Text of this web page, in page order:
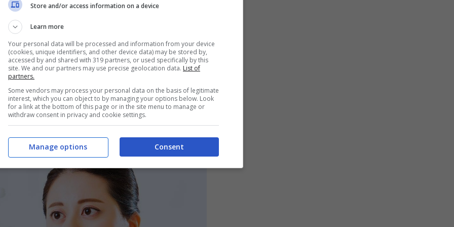
DNA?
umano di plasmare l’aspettativa di
in maniera scientifica morti
spiegato il perché vi siano dei soggetti che
un buono stato di salute.
Store and/or access information on a device
Learn more
Your personal data will be processed and information from your device
(cookies, unique identifiers, and other device data) may be stored by,
accessed by and shared with 319 partners, or used specifically by this
site. We and our partners may use precise geolocation data. List of
partners.
Some vendors may process your personal data on the basis of legitimate
interest, which you can object to by managing your options below. Look
for a link at the bottom of this page or in the site menu to manage or
withdraw consent in privacy and cookie settings.
Consent
Manage options